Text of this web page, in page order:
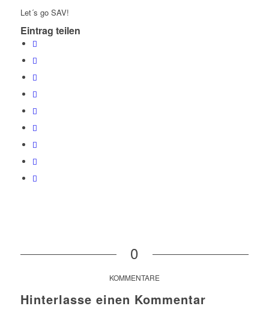
Let´s go SAV!
Eintrag teilen
0
KOMMENTARE
Hinterlasse einen Kommentar